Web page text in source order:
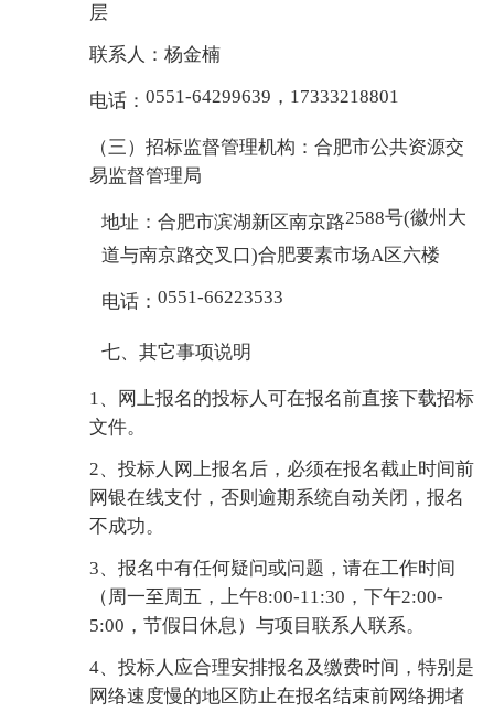
层
联系人：杨金楠
电话： 0551-64299639，17333218801
（三）招标监督管理机构：合肥市公共资源交
易监督管理局
地址：合肥市滨湖新区南京路2588号(徽州大
道与南京路交叉口)合肥要素市场A区六楼
电话： 0551-66223533
七、其它事项说明
1、网上报名的投标人可在报名前直接下载招标
文件。
2、投标人网上报名后，必须在报名截止时间前
网银在线支付，否则逾期系统自动关闭，报名
不成功。
3、报名中有任何疑问或问题，请在工作时间
（周一至周五，上午8:00-11:30，下午2:00-
5:00，节假日休息）与项目联系人联系。
4、投标人应合理安排报名及缴费时间，特别是
网络速度慢的地区防止在报名结束前网络拥堵